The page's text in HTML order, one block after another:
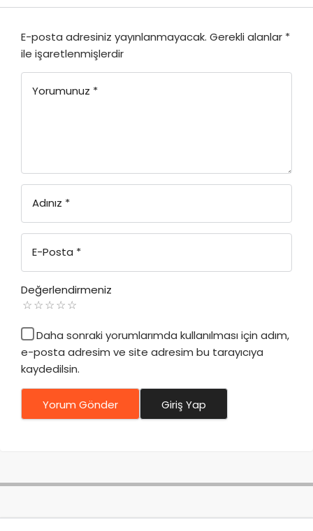
E-posta adresiniz yayınlanmayacak. Gerekli alanlar *
ile işaretlenmişlerdir
Yorumunuz *
Adınız *
E-Posta *
Değerlendirmeniz
Daha sonraki yorumlarımda kullanılması için adım,
e-posta adresim ve site adresim bu tarayıcıya
kaydedilsin.
Yorum Gönder Giriş Yap